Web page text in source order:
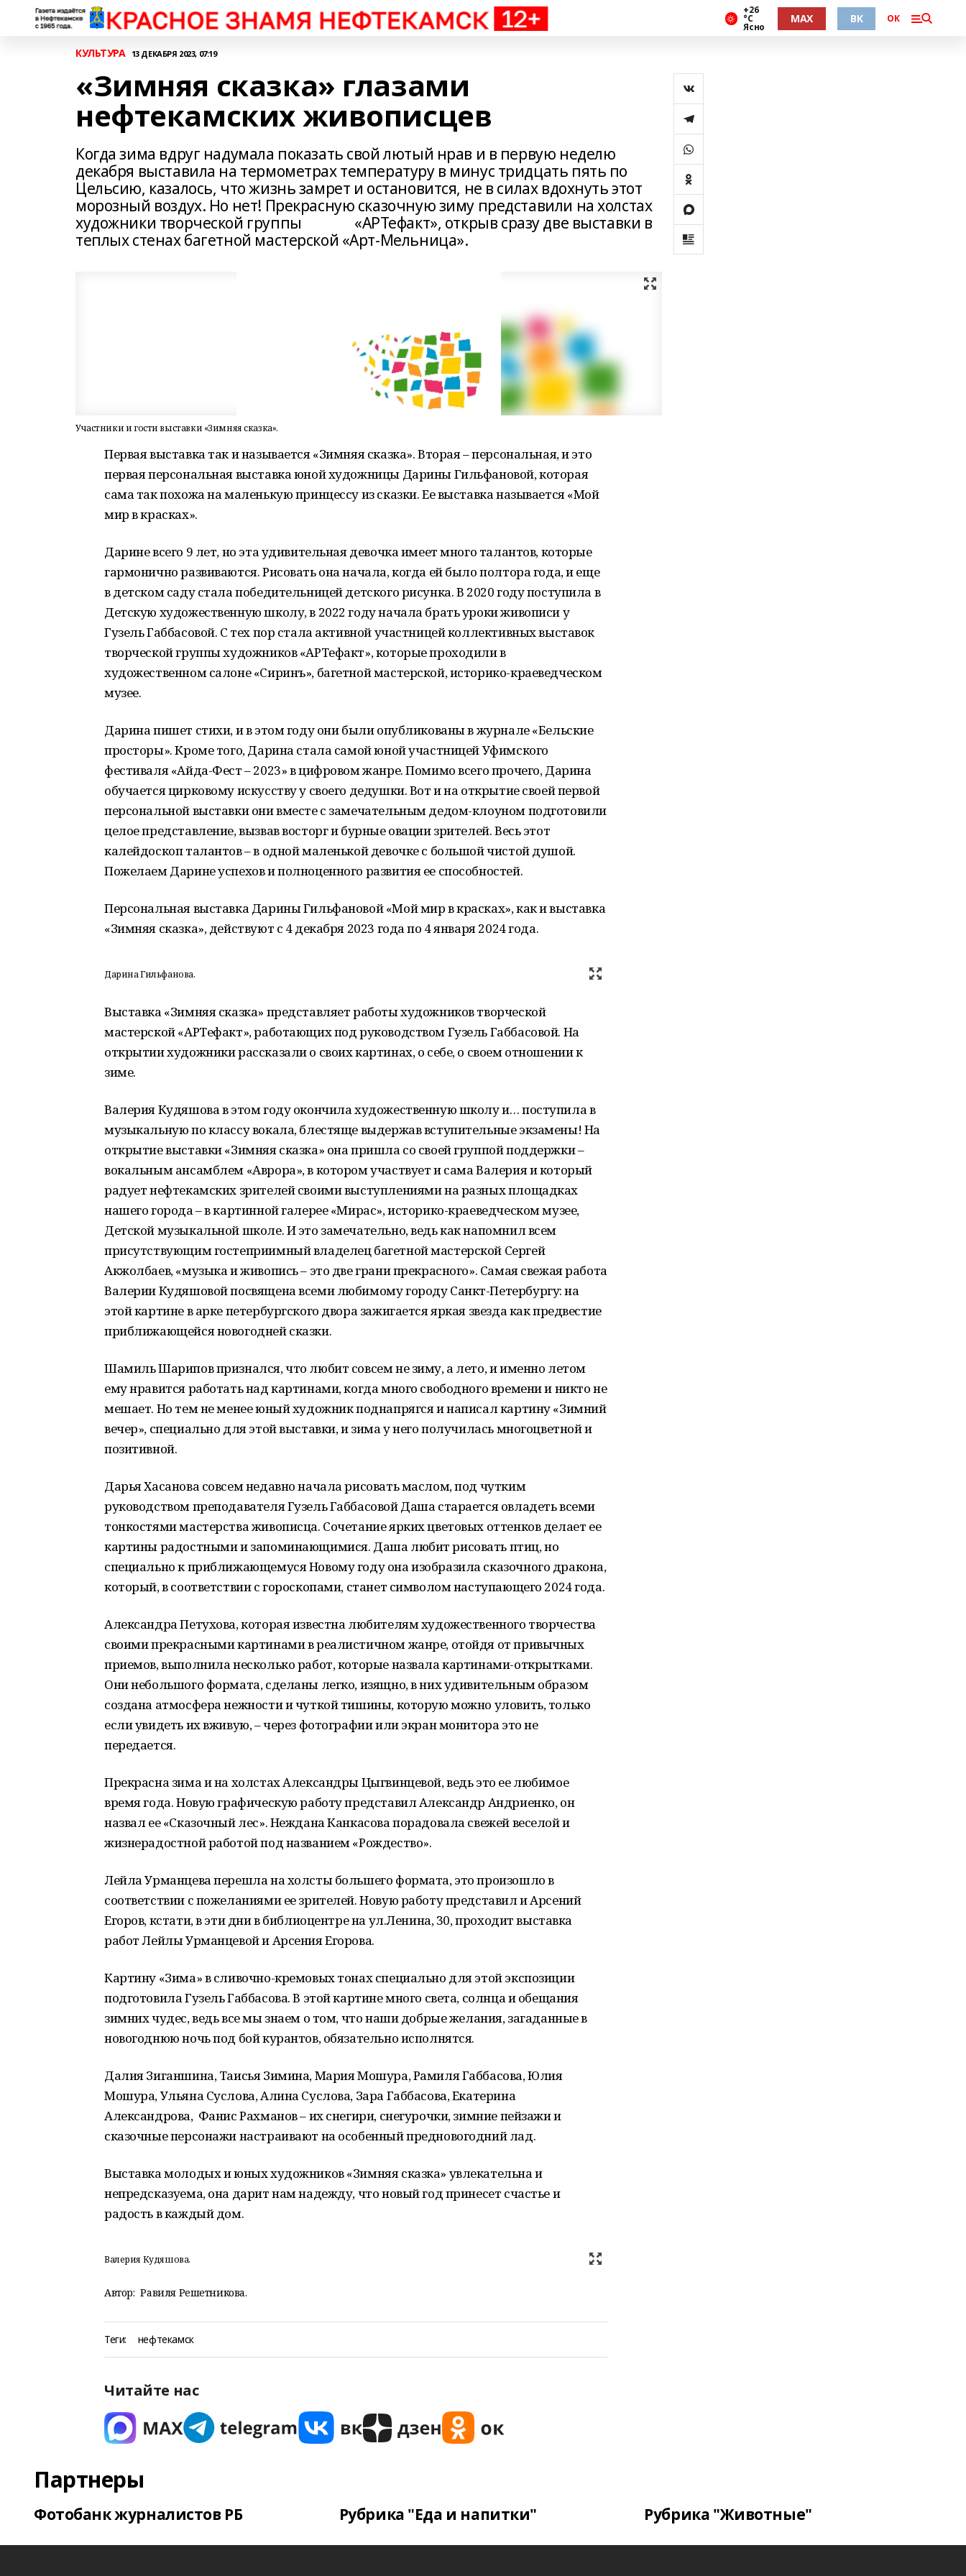
+26
°С
Ясно
MAX ВК ОК
КУЛЬТУРА 13 ДЕКАБРЯ 2023, 07:19
«Зимняя сказка» глазами
нефтекамских живописцев
Когда зима вдруг надумала показать свой лютый нрав и в первую неделю
декабря выставила на термометрах температуру в минус тридцать пять по
Цельсию, казалось, что жизнь замрет и остановится, не в силах вдохнуть этот
морозный воздух. Но нет! Прекрасную сказочную зиму представили на холстах
художники творческой группы «АРТефакт», открыв сразу две выставки в
теплых стенах багетной мастерской «Арт-Мельница».
Участники и гости выставки «Зимняя сказка».
Первая выставка так и называется «Зимняя сказка». Вторая – персональная, и это
первая персональная выставка юной художницы Дарины Гильфановой, которая
сама так похожа на маленькую принцессу из сказки. Ее выставка называется «Мой
мир в красках».
Дарине всего 9 лет, но эта удивительная девочка имеет много талантов, которые
гармонично развиваются. Рисовать она начала, когда ей было полтора года, и еще
в детском саду стала победительницей детского рисунка. В 2020 году поступила в
Детскую художественную школу, в 2022 году начала брать уроки живописи у
Гузель Габбасовой. С тех пор стала активной участницей коллективных выставок
творческой группы художников «АРТефакт», которые проходили в
художественном салоне «Сиринъ», багетной мастерской, историко-краеведческом
музее.
Дарина пишет стихи, и в этом году они были опубликованы в журнале «Бельские
просторы». Кроме того, Дарина стала самой юной участницей Уфимского
фестиваля «Айда-Фест – 2023» в цифровом жанре. Помимо всего прочего, Дарина
обучается цирковому искусству у своего дедушки. Вот и на открытие своей первой
персональной выставки они вместе с замечательным дедом-клоуном подготовили
целое представление, вызвав восторг и бурные овации зрителей. Весь этот
калейдоскоп талантов – в одной маленькой девочке с большой чистой душой.
Пожелаем Дарине успехов и полноценного развития ее способностей.
Персональная выставка Дарины Гильфановой «Мой мир в красках», как и выставка
«Зимняя сказка», действуют с 4 декабря 2023 года по 4 января 2024 года.
Дарина Гильфанова.
Выставка «Зимняя сказка» представляет работы художников творческой
мастерской «АРТефакт», работающих под руководством Гузель Габбасовой. На
открытии художники рассказали о своих картинах, о себе, о своем отношении к
зиме.
Валерия Кудяшова в этом году окончила художественную школу и… поступила в
музыкальную по классу вокала, блестяще выдержав вступительные экзамены! На
открытие выставки «Зимняя сказка» она пришла со своей группой поддержки –
вокальным ансамблем «Аврора», в котором участвует и сама Валерия и который
радует нефтекамских зрителей своими выступлениями на разных площадках
нашего города – в картинной галерее «Мирас», историко-краеведческом музее,
Детской музыкальной школе. И это замечательно, ведь как напомнил всем
присутствующим гостеприимный владелец багетной мастерской Сергей
Акжолбаев, «музыка и живопись – это две грани прекрасного». Самая свежая работа
Валерии Кудяшовой посвящена всеми любимому городу Санкт-Петербургу: на
этой картине в арке петербургского двора зажигается яркая звезда как предвестие
приближающейся новогодней сказки.
Шамиль Шарипов признался, что любит совсем не зиму, а лето, и именно летом
ему нравится работать над картинами, когда много свободного времени и никто не
мешает. Но тем не менее юный художник поднапрягся и написал картину «Зимний
вечер», специально для этой выставки, и зима у него получилась многоцветной и
позитивной.
Дарья Хасанова совсем недавно начала рисовать маслом, под чутким
руководством преподавателя Гузель Габбасовой Даша старается овладеть всеми
тонкостями мастерства живописца. Сочетание ярких цветовых оттенков делает ее
картины радостными и запоминающимися. Даша любит рисовать птиц, но
специально к приближающемуся Новому году она изобразила сказочного дракона,
который, в соответствии с гороскопами, станет символом наступающего 2024 года.
Александра Петухова, которая известна любителям художественного творчества
своими прекрасными картинами в реалистичном жанре, отойдя от привычных
приемов, выполнила несколько работ, которые назвала картинами-открытками.
Они небольшого формата, сделаны легко, изящно, в них удивительным образом
создана атмосфера нежности и чуткой тишины, которую можно уловить, только
если увидеть их вживую, – через фотографии или экран монитора это не
передается.
Прекрасна зима и на холстах Александры Цыгвинцевой, ведь это ее любимое
время года. Новую графическую работу представил Александр Андриенко, он
назвал ее «Сказочный лес». Неждана Канкасова порадовала свежей веселой и
жизнерадостной работой под названием «Рождество».
Лейла Урманцева перешла на холсты большего формата, это произошло в
соответствии с пожеланиями ее зрителей. Новую работу представил и Арсений
Егоров, кстати, в эти дни в библиоцентре на ул.Ленина, 30, проходит выставка
работ Лейлы Урманцевой и Арсения Егорова.
Картину «Зима» в сливочно-кремовых тонах специально для этой экспозиции
подготовила Гузель Габбасова. В этой картине много света, солнца и обещания
зимних чудес, ведь все мы знаем о том, что наши добрые желания, загаданные в
новогоднюю ночь под бой курантов, обязательно исполнятся.
Далия Зиганшина, Таисья Зимина, Мария Мошура, Рамиля Габбасова, Юлия
Мошура, Ульяна Суслова, Алина Суслова, Зара Габбасова, Екатерина
Александрова, Фанис Рахманов – их снегири, снегурочки, зимние пейзажи и
сказочные персонажи настраивают на особенный предновогодний лад.
Выставка молодых и юных художников «Зимняя сказка» увлекательна и
непредсказуема, она дарит нам надежду, что новый год принесет счастье и
радость в каждый дом.
Валерия Кудяшова.
Автор: Равиля Решетникова.
Теги: нефтекамск
Читайте нас
Партнеры
Фотобанк журналистов РБ Рубрика "Еда и напитки" Рубрика "Животные"